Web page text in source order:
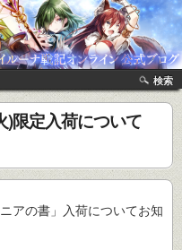
検索
)限定入荷について
アの書」入荷についてお知